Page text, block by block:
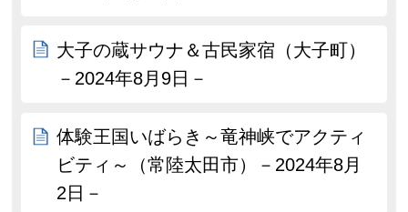
大子の蔵サウナ＆古民家宿（大子町）
－2024年8月9日－
体験王国いばらき～竜神峡でアクティ
ビティ～（常陸太田市）－2024年8月
2日－